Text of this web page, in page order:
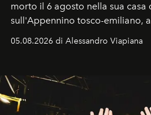
morto il 6 agosto nella sua casa
sull'Appennino tosco-emiliano,
05.08.2026 di Alessandro Viapiana